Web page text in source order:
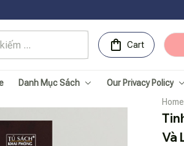
Free
Cart
Danh Mục Sách Our Privacy Policy
Home
Và